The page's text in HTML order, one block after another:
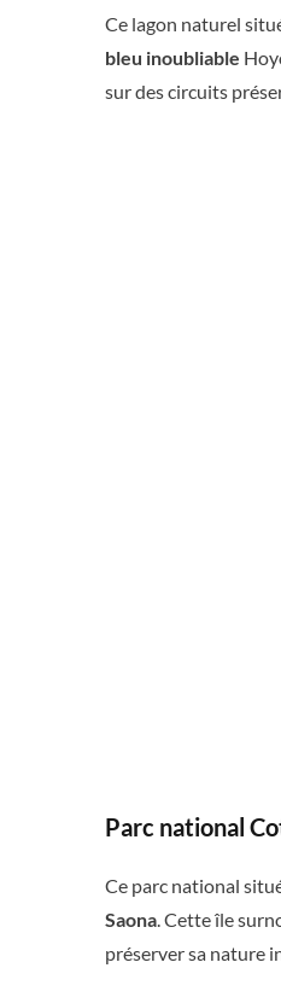
Ce lagon naturel
bleu inoubliable
sur des circuits
Parc national
Ce parc national
Saona. Cette île
préserver sa nature